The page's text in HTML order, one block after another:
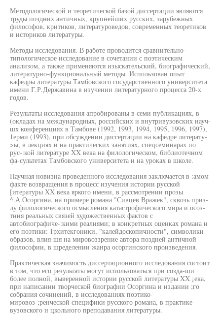
Методологической и теоретической базой диссертации являются
труды поздних античных, крупнейших русских, зарубежных
философов, критиков, литературоведов, современных теоретиков
и историков литературы.
Методы исследования. В работе проводится сравнительно-
типологическое исследование в сочетании с поэтическим
анализом, а также применяются изыскательский, биографический,
литературно-функциональный методы. Использован опыт
кафедры литературы Тамбовского государственного университета
имени Г.Р.Державина в изучении литературного процесса 20-х
годов.
Результаты исследования апробированы в семи публикациях, в
(окладах на международных, российских и внутривузовских науч-
шх конференциях в Тамбове (1992, 1993, 1994, 1995, 1996, 1997),
1ерми (1993), при обсуждении диссертации на кафедре литерату-
>ы, в лекциях и на практических занятиях, спецсеминарах по
рус-:кой литературе XX века на филологическом, библиотечном
фа-сультетах Тамбовского университета и на уроках в школе.
Научная новизна проведенного исследования заключается в :амом
факте возвращения в процесс изучения истории русской
[итературы XX века яркого имени, в рассмотрении прозы
^.А.Осоргина, на примере романа "Сивцев Вражек", сквозь приз-
лу филологического осмысления катастрофического мира и осоз-
тния реальных связей художественных фактов с
автобиографиче-:кими реалиями; в конкретных оценках романа и
его поэтики: 1рхитекгоники, "калейдоскопичности", символики
образов, влия-шя на мировоззрение автора поздней античной
философии, в шределении жанра осоргинского произведения.
Практическая значимость диссертационного исследования состоит
в том, что его результаты могут использоваться при созда-ши
более полной, выверенной истории русской литературы XX ¡ека,
при написании творческой биографии Осоргина и издании ;го
собрания сочинений, в исследованиях поэтико-
мировоз-;ренческой специфики русского романа, в практике
вузовского и цкольного преподавания литературы.